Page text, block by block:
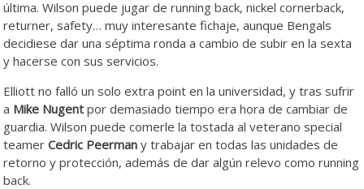
última. Wilson puede jugar de running back, nickel cornerback,
returner, safety… muy interesante fichaje, aunque Bengals
decidiese dar una séptima ronda a cambio de subir en la sexta
y hacerse con sus servicios.
Elliott no falló un solo extra point en la universidad, y tras sufrir
a Mike Nugent por demasiado tiempo era hora de cambiar de
guardia. Wilson puede comerle la tostada al veterano special
teamerCedric Peerman y trabajar en todas las unidades de
retorno y protección, además de dar algún relevo como running
back.